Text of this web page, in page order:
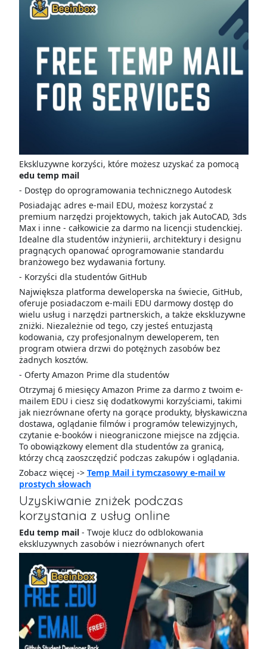
Ekskluzywne korzyści, które możesz uzyskać za pomocą
edu temp mail
- Dostęp do oprogramowania technicznego Autodesk
Posiadając adres e-mail EDU, możesz korzystać z
premium narzędzi projektowych, takich jak AutoCAD, 3ds
Max i inne - całkowicie za darmo na licencji studenckiej.
Idealne dla studentów inżynierii, architektury i designu
pragnących opanować oprogramowanie standardu
branżowego bez wydawania fortuny.
- Korzyści dla studentów GitHub
Największa platforma deweloperska na świecie, GitHub,
oferuje posiadaczom e-maili EDU darmowy dostęp do
wielu usług i narzędzi partnerskich, a także ekskluzywne
zniżki. Niezależnie od tego, czy jesteś entuzjastą
kodowania, czy profesjonalnym deweloperem, ten
program otwiera drzwi do potężnych zasobów bez
żadnych kosztów.
- Oferty Amazon Prime dla studentów
Otrzymaj 6 miesięcy Amazon Prime za darmo z twoim e-
mailem EDU i ciesz się dodatkowymi korzyściami, takimi
jak niezrównane oferty na gorące produkty, błyskawiczna
dostawa, oglądanie filmów i programów telewizyjnych,
czytanie e-booków i nieograniczone miejsce na zdjęcia.
To obowiązkowy element dla studentów za granicą,
którzy chcą zaoszczędzić podczas zakupów i oglądania.
Zobacz więcej -> Temp Mail i tymczasowy e-mail w
prostych słowach
Uzyskiwanie zniżek podczas
korzystania z usług online
Edu temp mail- Twoje klucz do odblokowania
ekskluzywnych zasobów i niezrównanych ofert